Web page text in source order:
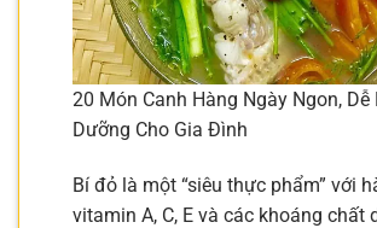
20 Món Canh Hàng Ngày Ngon, Dễ
Dưỡng Cho Gia Đình
Bí đỏ là một “siêu thực phẩm” với
vitamin A, C, E và các khoáng chất